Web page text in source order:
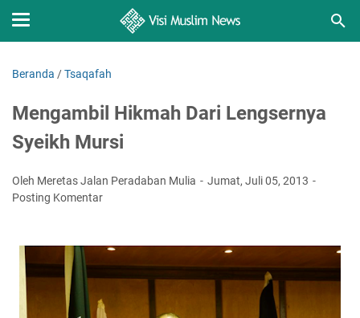
Beranda /Tsaqafah
Mengambil Hikmah Dari Lengsernya
Syeikh ‎Mursi
Oleh Meretas Jalan Peradaban Mulia
Jumat, Juli 05, 2013
Posting Komentar